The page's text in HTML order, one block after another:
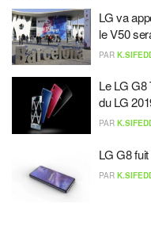
LG va
le V50
PAR
Le LG
du LG
PAR
LG G8
PAR